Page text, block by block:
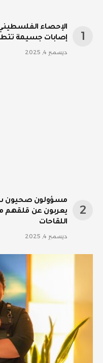
إصابات جسيمة
ديسمبر 4, 2025
مسؤولون صحيون
يعربون عن قلقهم
اللقاحات
ديسمبر 4, 2025